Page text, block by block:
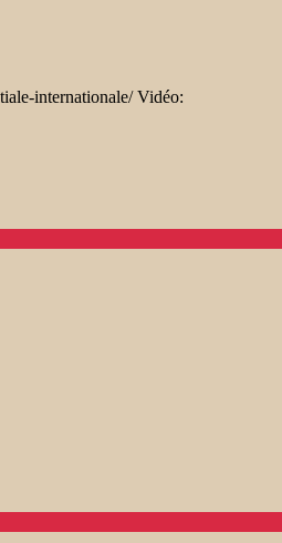
internationale/ Vidéo: